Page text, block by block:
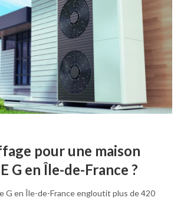
pour une maison
G en Île-de-France ?
G en Île-de-France engloutit plus de 420